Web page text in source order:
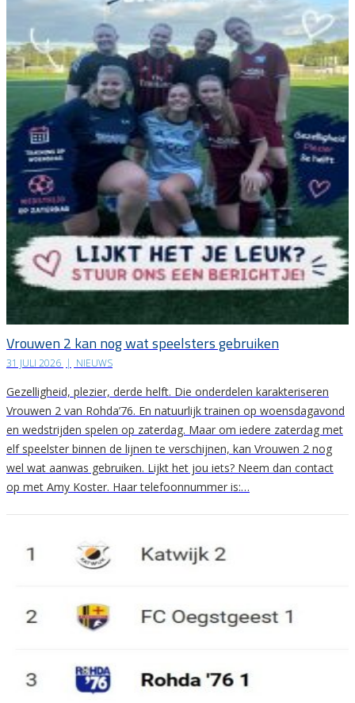
Vrouwen 2 kan nog wat speelsters gebruiken
31 JULI 2026 | NIEUWS
Gezelligheid, plezier, derde helft. Die onderdelen karakteriseren
Vrouwen 2 van Rohda’76. En natuurlijk trainen op woensdagavond
en wedstrijden spelen op zaterdag. Maar om iedere zaterdag met
elf speelster binnen de lijnen te verschijnen, kan Vrouwen 2 nog
wel wat aanwas gebruiken. Lijkt het jou iets? Neem dan contact
op met Amy Koster. Haar telefoonnummer is:…